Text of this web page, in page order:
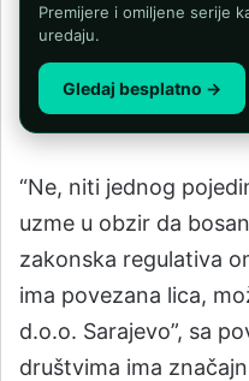
Premijere i omiljene serije
uredaju.
Gledaj besplatno →
“Ne, niti jednog
uzme u obzir da
zakonska regulativa
ima povezana lica,
d.o.o. Sarajevo”, sa
društvima ima